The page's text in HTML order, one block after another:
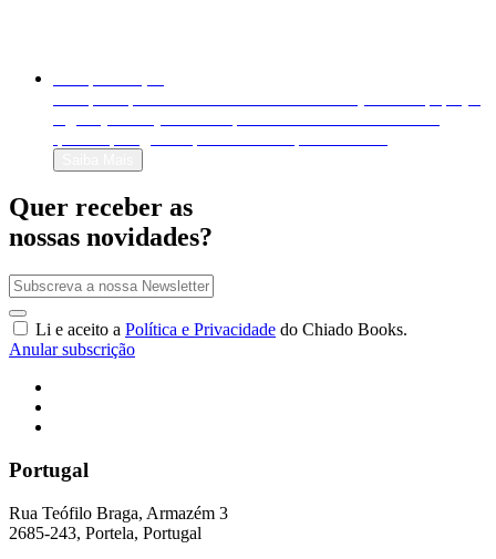
Quer receber as
nossas novidades?
Li e aceito a Política e Privacidade do Chiado Books.
Anular subscrição
Portugal
Rua Teófilo Braga, Armazém 3
2685-243, Portela, Portugal